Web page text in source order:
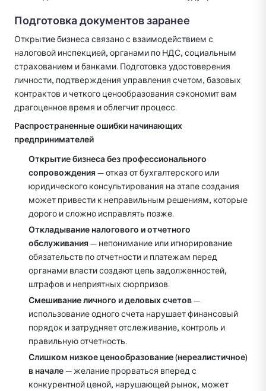
Подготовка документов заранее
Открытие бизнеса связано с взаимодействием с
налоговой инспекцией, органами по НДС, социальным
страхованием и банками. Подготовка удостоверения
личности, подтверждения управления счетом, базовых
контрактов и четкого ценообразования сэкономит вам
драгоценное время и облегчит процесс.
Распространенные ошибки начинающих
предпринимателей
Открытие бизнеса без профессионального
сопровождения— отказ от бухгалтерского или
юридического консультирования на этапе создания
может привести к неправильным решениям, которые
дорого и сложно исправлять позже.
Откладывание налогового и отчетного
обслуживания— непонимание или игнорирование
обязательств по отчетности и платежам перед
органами власти создают цепь задолженностей,
штрафов и неприятных сюрпризов.
Смешивание личного и деловых счетов—
использование одного счета нарушает финансовый
порядок и затрудняет отслеживание, контроль и
правильную отчетность.
Слишком низкое ценообразование (нереалистичное)
в начале— желание прорваться вперед с
конкурентной ценой, нарушающей рынок, может